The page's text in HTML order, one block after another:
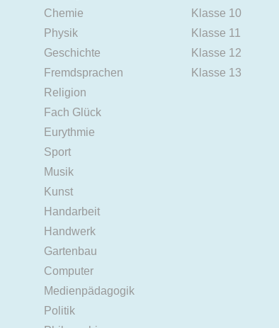
Chemie
Physik
Geschichte
Fremdsprachen
Religion
Fach Glück
Eurythmie
Sport
Musik
Kunst
Handarbeit
Handwerk
Gartenbau
Computer
Medienpädagogik
Politik
Klasse 10
Klasse 11
Klasse 12
Klasse 13